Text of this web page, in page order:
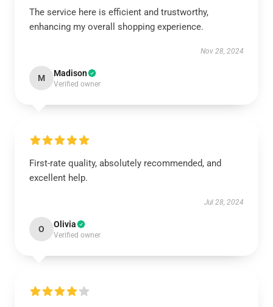
The service here is efficient and trustworthy,
enhancing my overall shopping experience.
Nov 28, 2024
M Madison
Verified owner
First-rate quality, absolutely recommended, and
excellent help.
Jul 28, 2024
O Olivia
Verified owner